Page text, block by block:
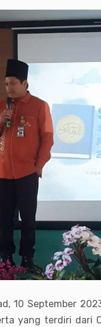
10 September
yang terdiri dari